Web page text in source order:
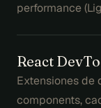
performance
React
Extensiones de
components,